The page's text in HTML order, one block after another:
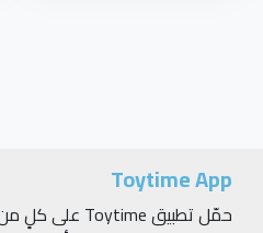
Toytime App